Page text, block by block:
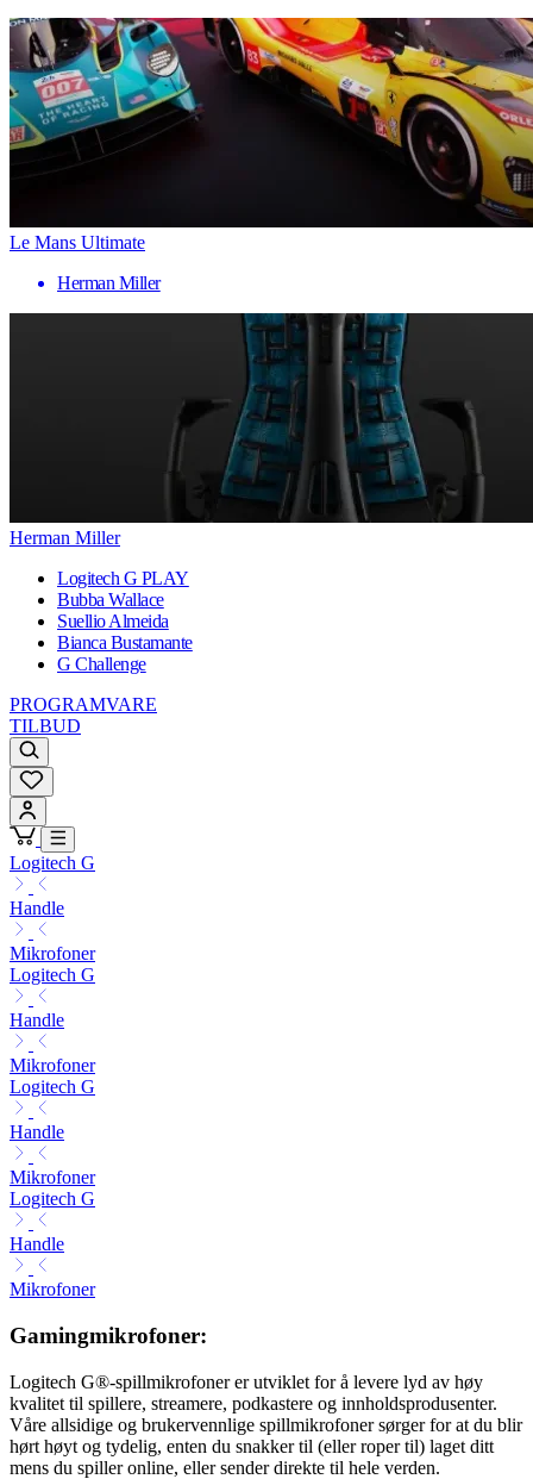
Le Mans Ultimate
Herman Miller
Herman Miller
Logitech G PLAY
Bubba Wallace
Suellio Almeida
Bianca Bustamante
G Challenge
PROGRAMVARE
TILBUD
Logitech G
Handle
Mikrofoner
Logitech G
Handle
Mikrofoner
Logitech G
Handle
Mikrofoner
Logitech G
Handle
Mikrofoner
Gamingmikrofoner:
Logitech G®-spillmikrofoner er utviklet for å levere lyd av høy
kvalitet til spillere, streamere, podkastere og innholdsprodusenter.
Våre allsidige og brukervennlige spillmikrofoner sørger for at du blir
hørt høyt og tydelig, enten du snakker til (eller roper til) laget ditt
mens du spiller online, eller sender direkte til hele verden.